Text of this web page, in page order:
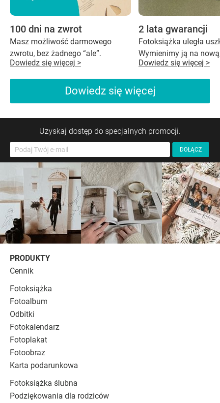
100 dni na zwrot
Masz możliwość darmowego
zwrotu, bez żadnego “ale”.
Dowiedz się więcej >
2 lata gwarancji
Fotoksiążka uległa
Wymienimy ją na
Dowiedz się więcej >
Dowiedz się więcej
Uzyskaj dostęp do specjalnych promocji.
PRODUKTY
Cennik
Fotoksiążka
Fotoalbum
Odbitki
Fotokalendarz
Fotoplakat
Fotoobraz
Karta podarunkowa
Fotoksiążka ślubna
Podziękowania dla rodziców